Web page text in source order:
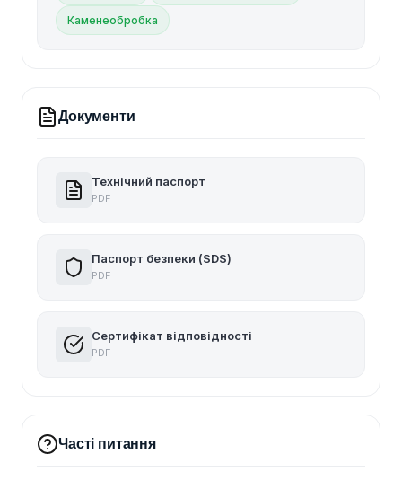
Каменеобробка
Документи
Технічний паспорт
PDF
Паспорт безпеки (SDS)
PDF
Сертифікат відповідності
PDF
Часті питання